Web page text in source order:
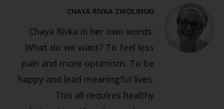
CHAYA RIVKA ZWOLINSKI
Chaya Rivka in her own words:
What do we want? To feel less
pain and more optimism. To be
happy and lead meaningful lives.
This all requires healthy